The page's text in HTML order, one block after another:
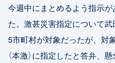
今週中にまとめるよう指示
た。激甚災害指定について
5市町村が対象だったが、対
（本激）に指定したと答弁、